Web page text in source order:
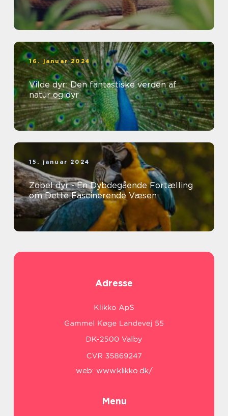
16. januar 2024
Vilde dyr: Den fantastiske verden af
natur og dyr
15. januar 2024
Zobel dyr - En Dybdegående Fortælling
om Dette Fascinerende Væsen
Adresse
web: www.klikko.dk/
Menu